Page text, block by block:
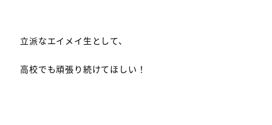
立派なエイメイ生として、
高校でも頑張り続けてほしい！